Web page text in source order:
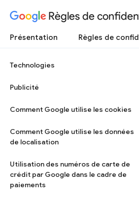
Règles de
Présentation Règles de
Technologies
Publicité
Comment Google utilise les cookies
Comment Google utilise les données
de localisation
Utilisation des numéros de carte de
crédit par Google dans le cadre de
paiements